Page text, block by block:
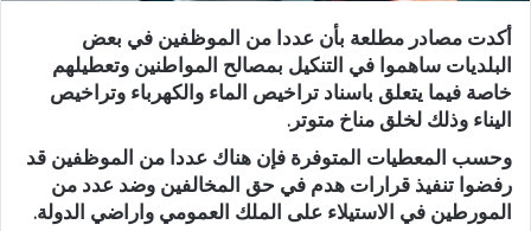
أكدت مصادر مطلعة بأن عددا من الموظفين في بعض
البلديات ساهموا في التنكيل بمصالح المواطنين وتعطيلهم
خاصة فيما يتعلق باسناد تراخيص الماء والكهرباء وتراخيص
اليناء وذلك لخلق مناخ متوتر.
وحسب المعطيات المتوفرة فإن هناك عددا من الموظفين قد
رفضوا تنفيذ قرارات هدم في حق المخالفين وضد عدد من
المورطين في الاستيلاء على الملك العمومي واراضي الدولة.